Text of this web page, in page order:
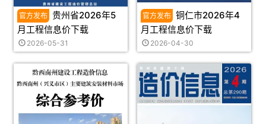
贵州省2026年5
月工程信息价下载
2026-05-31
铜仁市2026年4
月工程信息价下载
2026-04-30